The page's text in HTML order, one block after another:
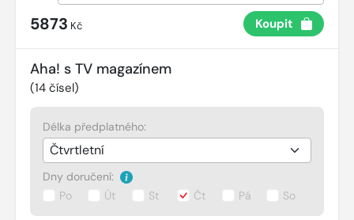
5873 Kč Koupit
Aha! s TV magazínem
(14 čísel)
Délka předplatného:
Dny doručení:
Po
Út St Čt Pá So